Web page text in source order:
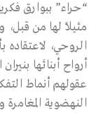
“حراء” ببوارق
مثيلاً لها من قبل،
الروحي،
أرواح أبنائها
عقولهم أنماط
النهضوية المغامرة